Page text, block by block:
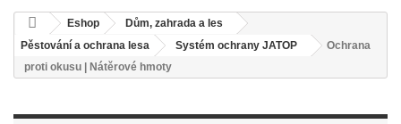
Eshop
Dům, zahrada a les
Pěstování a ochrana lesa
Systém ochrany JATOP
Ochrana
proti okusu | Nátěrové hmoty